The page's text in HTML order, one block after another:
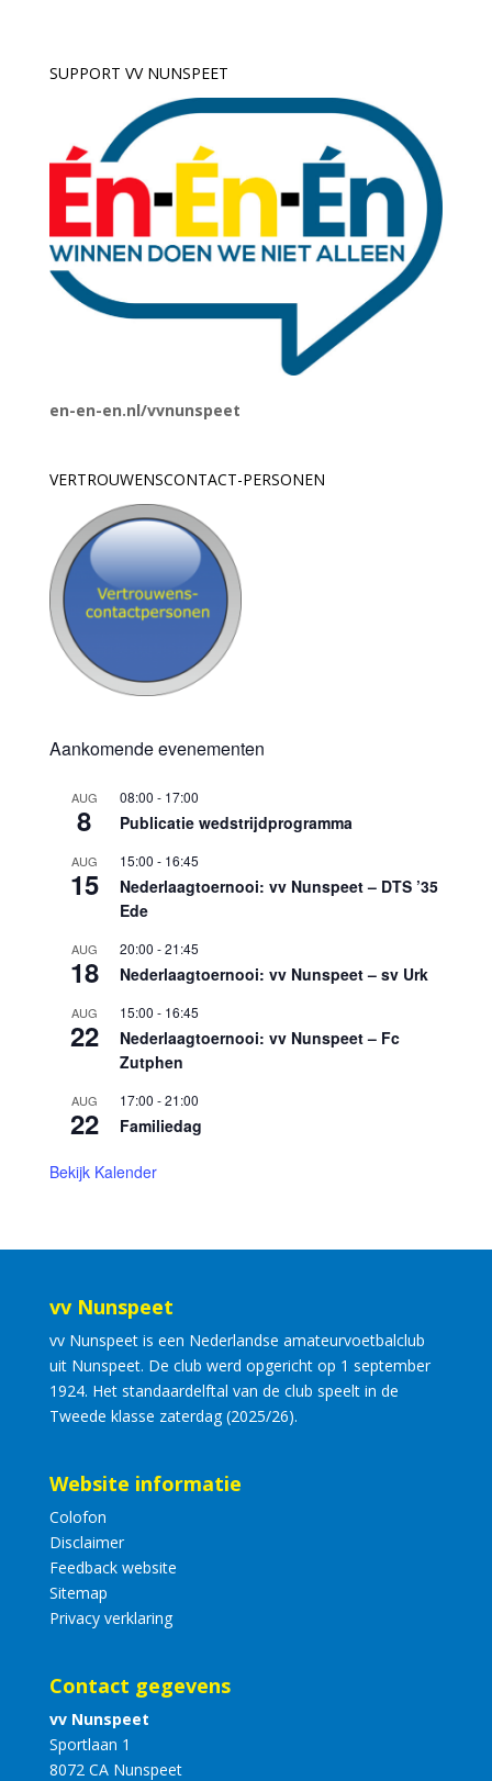
SUPPORT VV NUNSPEET
en-en-en.nl/vvnunspeet
VERTROUWENSCONTACT-PERSONEN
Aankomende evenementen
AUG
8
08:00 - 17:00
Publicatie wedstrijdprogramma
AUG
15
15:00 - 16:45
Nederlaagtoernooi: vv Nunspeet – DTS ’35
Ede
AUG
18
20:00 -21:45
Nederlaagtoernooi: vv Nunspeet – sv Urk
AUG
22
15:00 - 16:45
Nederlaagtoernooi: vv Nunspeet – Fc
Zutphen
AUG
22
17:00 -21:00
Familiedag
Bekijk Kalender
vv Nunspeet
vv Nunspeet is een Nederlandse amateurvoetbalclub
uit Nunspeet. De club werd opgericht op 1 september
1924. Het standaardelftal van de club speelt in de
Tweede klasse zaterdag (2025/26).
Website informatie
Colofon
Disclaimer
Feedback website
Sitemap
Privacy verklaring
Contact gegevens
vv Nunspeet
Sportlaan 1
8072 CA Nunspeet